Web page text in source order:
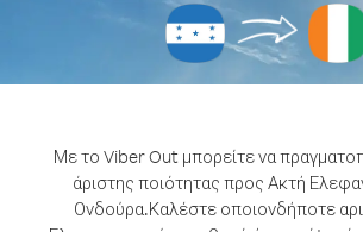
Με το Viber Out μπορείτε να
άριστης ποιότητας προς Ακτή
Ονδούρα.Καλέστε οποιονδήποτε